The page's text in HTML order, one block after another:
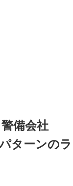
備会社
ターンのラ